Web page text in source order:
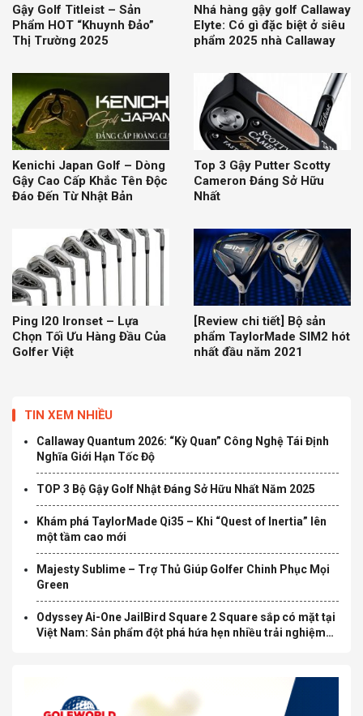
Gậy Golf Titleist – Sản
Phẩm HOT “Khuynh Đảo”
Thị Trường 2025
Nhá hàng gậy golf Callaway
Elyte: Có gì đặc biệt ở siêu
phẩm 2025 nhà Callaway
Kenichi Japan Golf – Dòng
Gậy Cao Cấp Khắc Tên Độc
Đáo Đến Từ Nhật Bản
Top 3 Gậy Putter Scotty
Cameron Đáng Sở Hữu
Nhất
Ping I20 Ironset – Lựa
Chọn Tối Ưu Hàng Đầu Của
Golfer Việt
[Review chi tiết] Bộ sản
phẩm TaylorMade SIM2 hót
nhất đầu năm 2021
TIN XEM NHIỀU
Callaway Quantum 2026: “Kỳ Quan” Công Nghệ Tái Định
Nghĩa Giới Hạn Tốc Độ
TOP 3 Bộ Gậy Golf Nhật Đáng Sở Hữu Nhất Năm 2025
Khám phá TaylorMade Qi35 – Khi “Quest of Inertia” lên
một tầm cao mới
Majesty Sublime – Trợ Thủ Giúp Golfer Chinh Phục Mọi
Green
Odyssey Ai-One JailBird Square 2 Square sắp có mặt tại
Việt Nam: Sản phẩm đột phá hứa hẹn nhiều trải nghiệm